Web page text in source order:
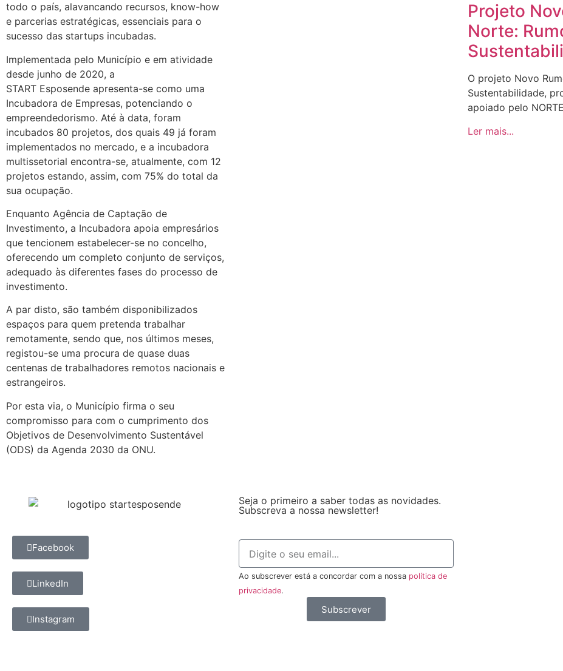
todo o país, alavancando recursos, know-how
e parcerias estratégicas, essenciais para o
sucesso das startups incubadas.
Implementada pelo Município e em atividade
desde junho de 2020, a
START Esposende apresenta-se como uma
Incubadora de Empresas, potenciando o
empreendedorismo. Até à data, foram
incubados 80 projetos, dos quais 49 já foram
implementados no mercado, e a incubadora
multissetorial encontra-se, atualmente, com 12
projetos estando, assim, com 75% do total da
sua ocupação.
Enquanto Agência de Captação de
Investimento, a Incubadora apoia empresários
que tencionem estabelecer-se no concelho,
oferecendo um completo conjunto de serviços,
adequado às diferentes fases do processo de
investimento.
A par disto, são também disponibilizados
espaços para quem pretenda trabalhar
remotamente, sendo que, nos últimos meses,
registou-se uma procura de quase duas
centenas de trabalhadores remotos nacionais e
estrangeiros.
Por esta via, o Município firma o seu
compromisso para com o cumprimento dos
Objetivos de Desenvolvimento Sustentável
(ODS) da Agenda 2030 da ONU.
Projeto
Norte:
O projeto Novo
Sustentabilidade,
apoiado pelo
Ler mais...
Facebook
LinkedIn
Instagram
Seja o primeiro a saber todas as novidades.
Subscreva a nossa newsletter!
Ao subscrever está a concordar com a nossa política de
privacidade.
Subscrever